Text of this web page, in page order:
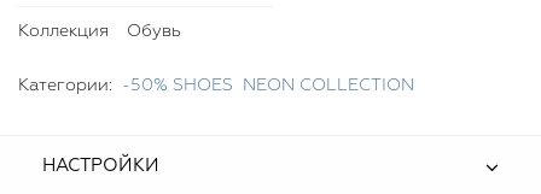
Коллекция Обувь
Категории: -50% SHOES NEON COLLECTION
НАСТРОЙКИ